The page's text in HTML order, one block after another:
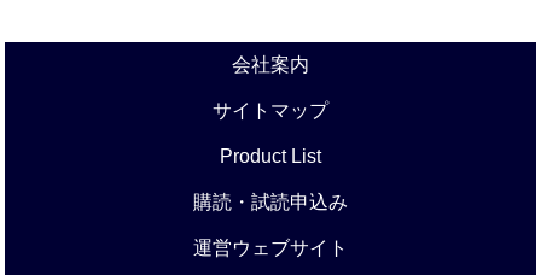
会社案内
サイトマップ
Product List
購読・試読申込み
運営ウェブサイト